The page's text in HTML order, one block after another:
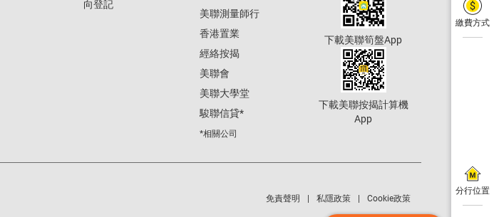
繳費方式
分行位置
向登記
美聯測量師行
香港置業
經絡按揭
美聯會
美聯大學堂
駿聯信貸*
*相關公司
下載美聯筍盤App
下載美聯按揭計算機
App
免責聲明 私隱政策 Cookie政策